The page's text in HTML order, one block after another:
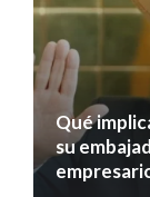
Qué
su